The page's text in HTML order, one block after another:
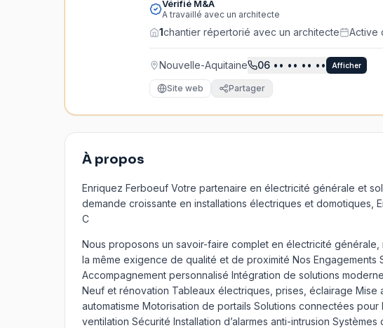
Vérifié M&A
A travaillé avec un architecte
1chantier répertorié avec un architecte Active
Nouvelle-Aquitaine 06 •• •• •• •• Afficher
Site web Partager
À propos
Enriquez Ferboeuf Votre partenaire en électricité générale et
demande croissante en installations électriques et domotiques,
C
Nous proposons un savoir-faire complet en électricité
la même exigence de qualité et de proximité Nos Engagements
Accompagnement personnalisé Intégration de solutions
Neuf et rénovation Tableaux électriques, prises, éclairage Mise
automatisme Motorisation de portails Solutions connectées
ventilation Sécurité Installation d’alarmes anti-intrusion